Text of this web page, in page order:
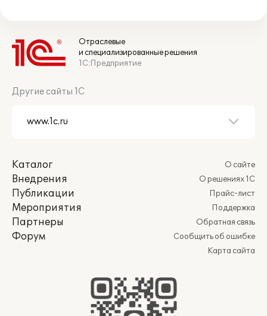
Отраслевые
и специализированные решения
1С:Предприятие
Другие сайты 1С
Каталог
Внедрения
Публикации
Мероприятия
Партнеры
Форум
О сайте
О решениях 1С
Прайс-лист
Поддержка
Обратная связь
Сообщить об ошибке
Карта сайта